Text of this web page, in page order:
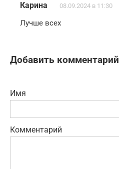
Карина 08.09.2024 в 11:30
Лучше всех
Добавить комментарий
Имя
Комментарий